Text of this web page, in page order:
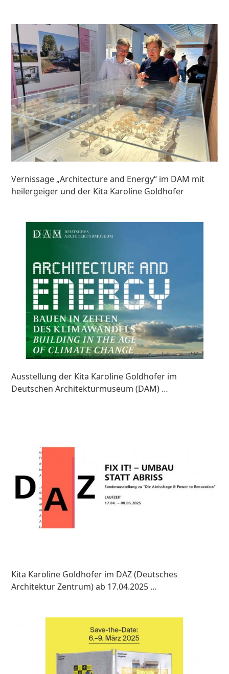
Vernissage „Architecture and Energy“ im DAM mit
heilergeiger und der Kita Karoline Goldhofer
Ausstellung der Kita Karoline Goldhofer im
Deutschen Architekturmuseum (DAM) …
Kita Karoline Goldhofer im DAZ (Deutsches
Architektur Zentrum) ab 17.04.2025 …